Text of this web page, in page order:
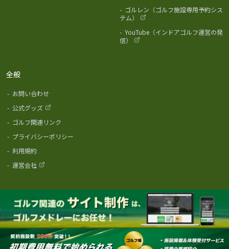
- ゴルレン（ゴルフ施設専用予約シス
テム）
- YouTube（インドアゴルフ運営の発
信）
全般
- お問い合わせ
- 公式グッズ
- ゴルフ関連リンク
- プライバシーポリシー
- 利用規約
- 運営会社